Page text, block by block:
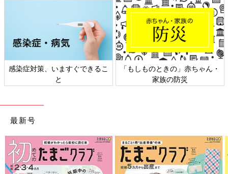
紙おむつのときと同様に、赤ちゃんに合ったものを選びましょ
う。湯にぬらして絞ったコットンでもかまいません。
●バケツと洗剤
使用済みの布おむつは洗剤の入ったバケツにつけ置きし、まとめ
て洗濯機で洗います。そのほうが汚れを早く落とせます。うんち
布おむつの替え方 男女別のコツ
布おむつの替え方を詳しく見ていきましょう。男女別におむつの
当て方のコツも紹介します。
感染症対策、いますぐできるこ
と
「もしものときの」赤ちゃん・
家族の防災
最新号